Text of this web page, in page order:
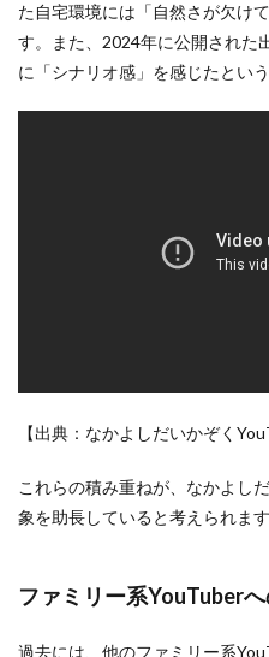
た自宅環境には「自然さが欠け
す。また、2024年に公開された
に「シナリオ感」を感じたとい
【出典：なかよしだいかぞく
これらの積み重ねが、なかよし
象を助長していると考えられます
ファミリー系YouTuber
過去には、他のファミリー系